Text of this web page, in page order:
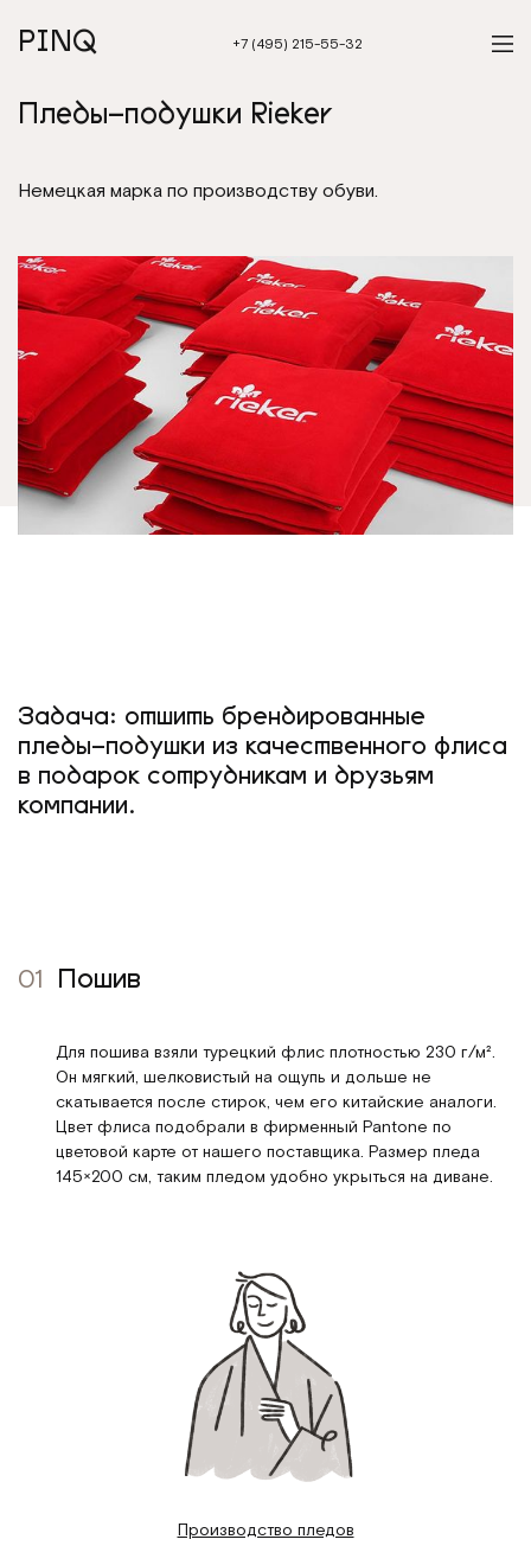
PINQ +7 (495) 215-55-32
Пледы–подушки Rieker
Немецкая марка по производству обуви.
Задача: отшить брендированные
пледы–подушки из качественного флиса
в подарок сотрудникам и друзьям
компании.
01 Пошив
Для пошива взяли турецкий флис плотностью 230 г/м².
Он мягкий, шелковистый на ощупь и дольше не
скатывается после стирок, чем его китайские аналоги.
Цвет флиса подобрали в фирменный Pantone по
цветовой карте от нашего поставщика. Размер пледа
145×200 см, таким пледом удобно укрыться на диване.
Производство пледов